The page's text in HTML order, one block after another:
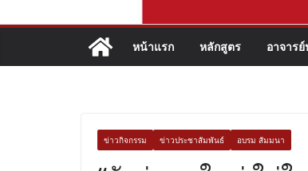
หน้าแรก หลักสูตร อาจาร
ข่าวกิจกรรม ข่าวประชาสัมพันธ์ อบรม สัมมนา